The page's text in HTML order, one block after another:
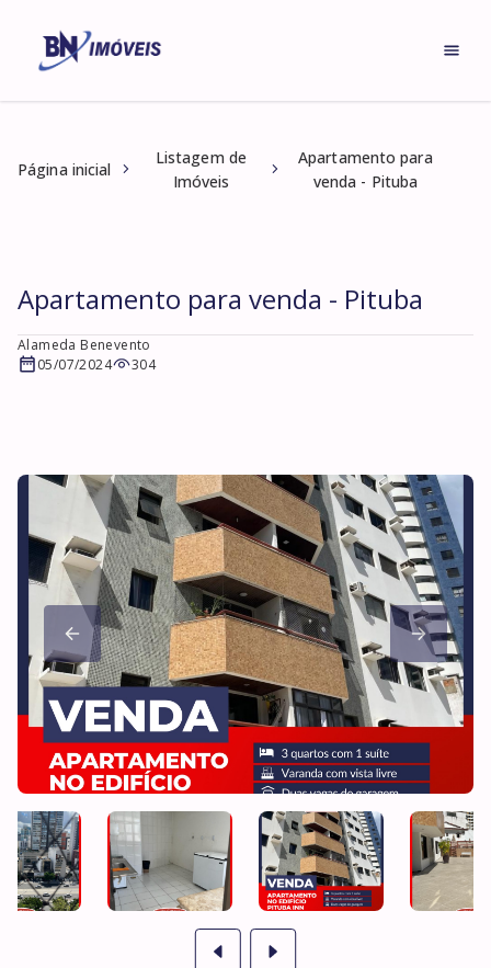
Página inicial
Listagem de
Imóveis
Apartamento para
venda - Pituba
Apartamento para venda - Pituba
Alameda Benevento
05/07/2024
304